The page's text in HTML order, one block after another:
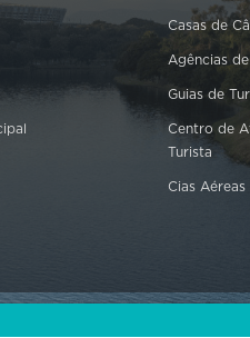
Casas de
Agências
Guias de
Centro de
Turista
Cias Aéreas